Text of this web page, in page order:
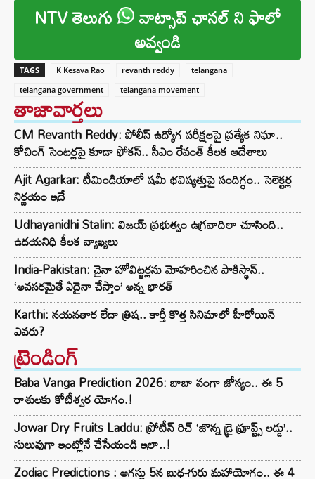
NTV తెలుగు వాట్సాప్ ఛానల్ ని ఫాలో
అవ్వండి
TAGS K Kesava Rao revanth reddy
telangana
telangana government
telangana movement
తాజావార్తలు
CM Revanth Reddy: పోలీస్ ఉద్యోగ పరీక్షలపై ప్రత్యేక నిఘా..
కోచింగ్ సెంటర్లపై కూడా ఫోకస్.. సీఎం రేవంత్ కీలక ఆదేశాలు
Ajit Agarkar: టీమిండియాలో షమీ భవిష్యత్తుపై సందిగ్ధం.. సెలెక్టర్ల
నిర్ణయం ఇదే
Udhayanidhi Stalin: విజయ్ ప్రభుత్వం ఉగ్రవాదిలా చూసింది..
ఉదయనిధి కీలక వ్యాఖ్యలు
India-Pakistan: చైనా హోవిట్జర్లను మోహరించిన పాకిస్థాన్..
‘అవసరమైతే ఏదైనా చేస్తాం’ అన్న భారత్
Karthi: నయనతార లేదా త్రిష.. కార్తీ కొత్త సినిమాలో హీరోయిన్
ఎవరు?
ట్రెండింగ్‌
Baba Vanga Prediction 2026: బాబా వంగా జోస్యం.. ఈ 5
రాశులకు కోటీశ్వర యోగం.!
Jowar Dry Fruits Laddu: ప్రోటీన్ రిచ్ ‘జొన్న డ్రై ఫ్రూప్ట్స్ లడ్డు’..
సులువుగా ఇంట్లోనే చేసేయండి ఇలా..!
Zodiac Predictions : ఆగస్టు 5న బుధ-గురు మహాయోగం.. ఈ 4